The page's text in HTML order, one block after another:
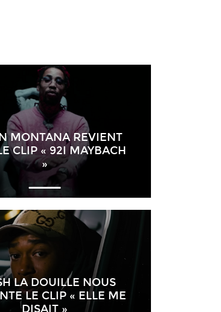
MONTANA REVIENT
CLIP « 92I MAYBACH
»
LA DOUILLE NOUS
LE CLIP « ELLE ME
DISAIT »